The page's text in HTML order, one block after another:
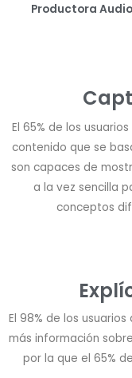
Productora
El 65% de los
contenido que se
son capaces de
a la vez sencilla
conceptos
El 98% de los
más información
por la que el 65%